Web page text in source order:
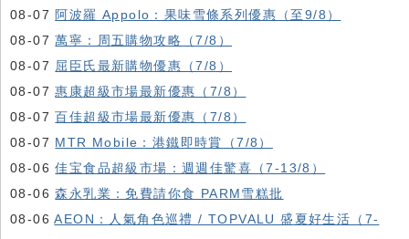
08-07 阿波羅 Appolo：果味雪條系列優惠（至9/8）
08-07萬寧：周五購物攻略（7/8）
08-07 屈臣氏最新購物優惠（7/8）
08-07惠康超級市場最新優惠（7/8）
08-07百佳超級市場最新優惠（7/8）
08-07 MTR Mobile：港鐵即時賞（7/8）
08-06佳宝食品超級市場：週週佳驚喜（7-13/8）
08-06森永乳業：免費請你食 PARM雪糕批
08-06AEON：人氣角色巡禮 / TOPVALU 盛夏好生活（7-